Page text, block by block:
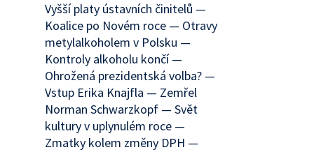
Vyšší platy ústavních činitelů —
Koalice po Novém roce — Otravy
metylalkoholem v Polsku —
Kontroly alkoholu končí —
Ohrožená prezidentská volba? —
Vstup Erika Knajfla — Zemřel
Norman Schwarzkopf — Svět
kultury v uplynulém roce —
Zmatky kolem změny DPH —